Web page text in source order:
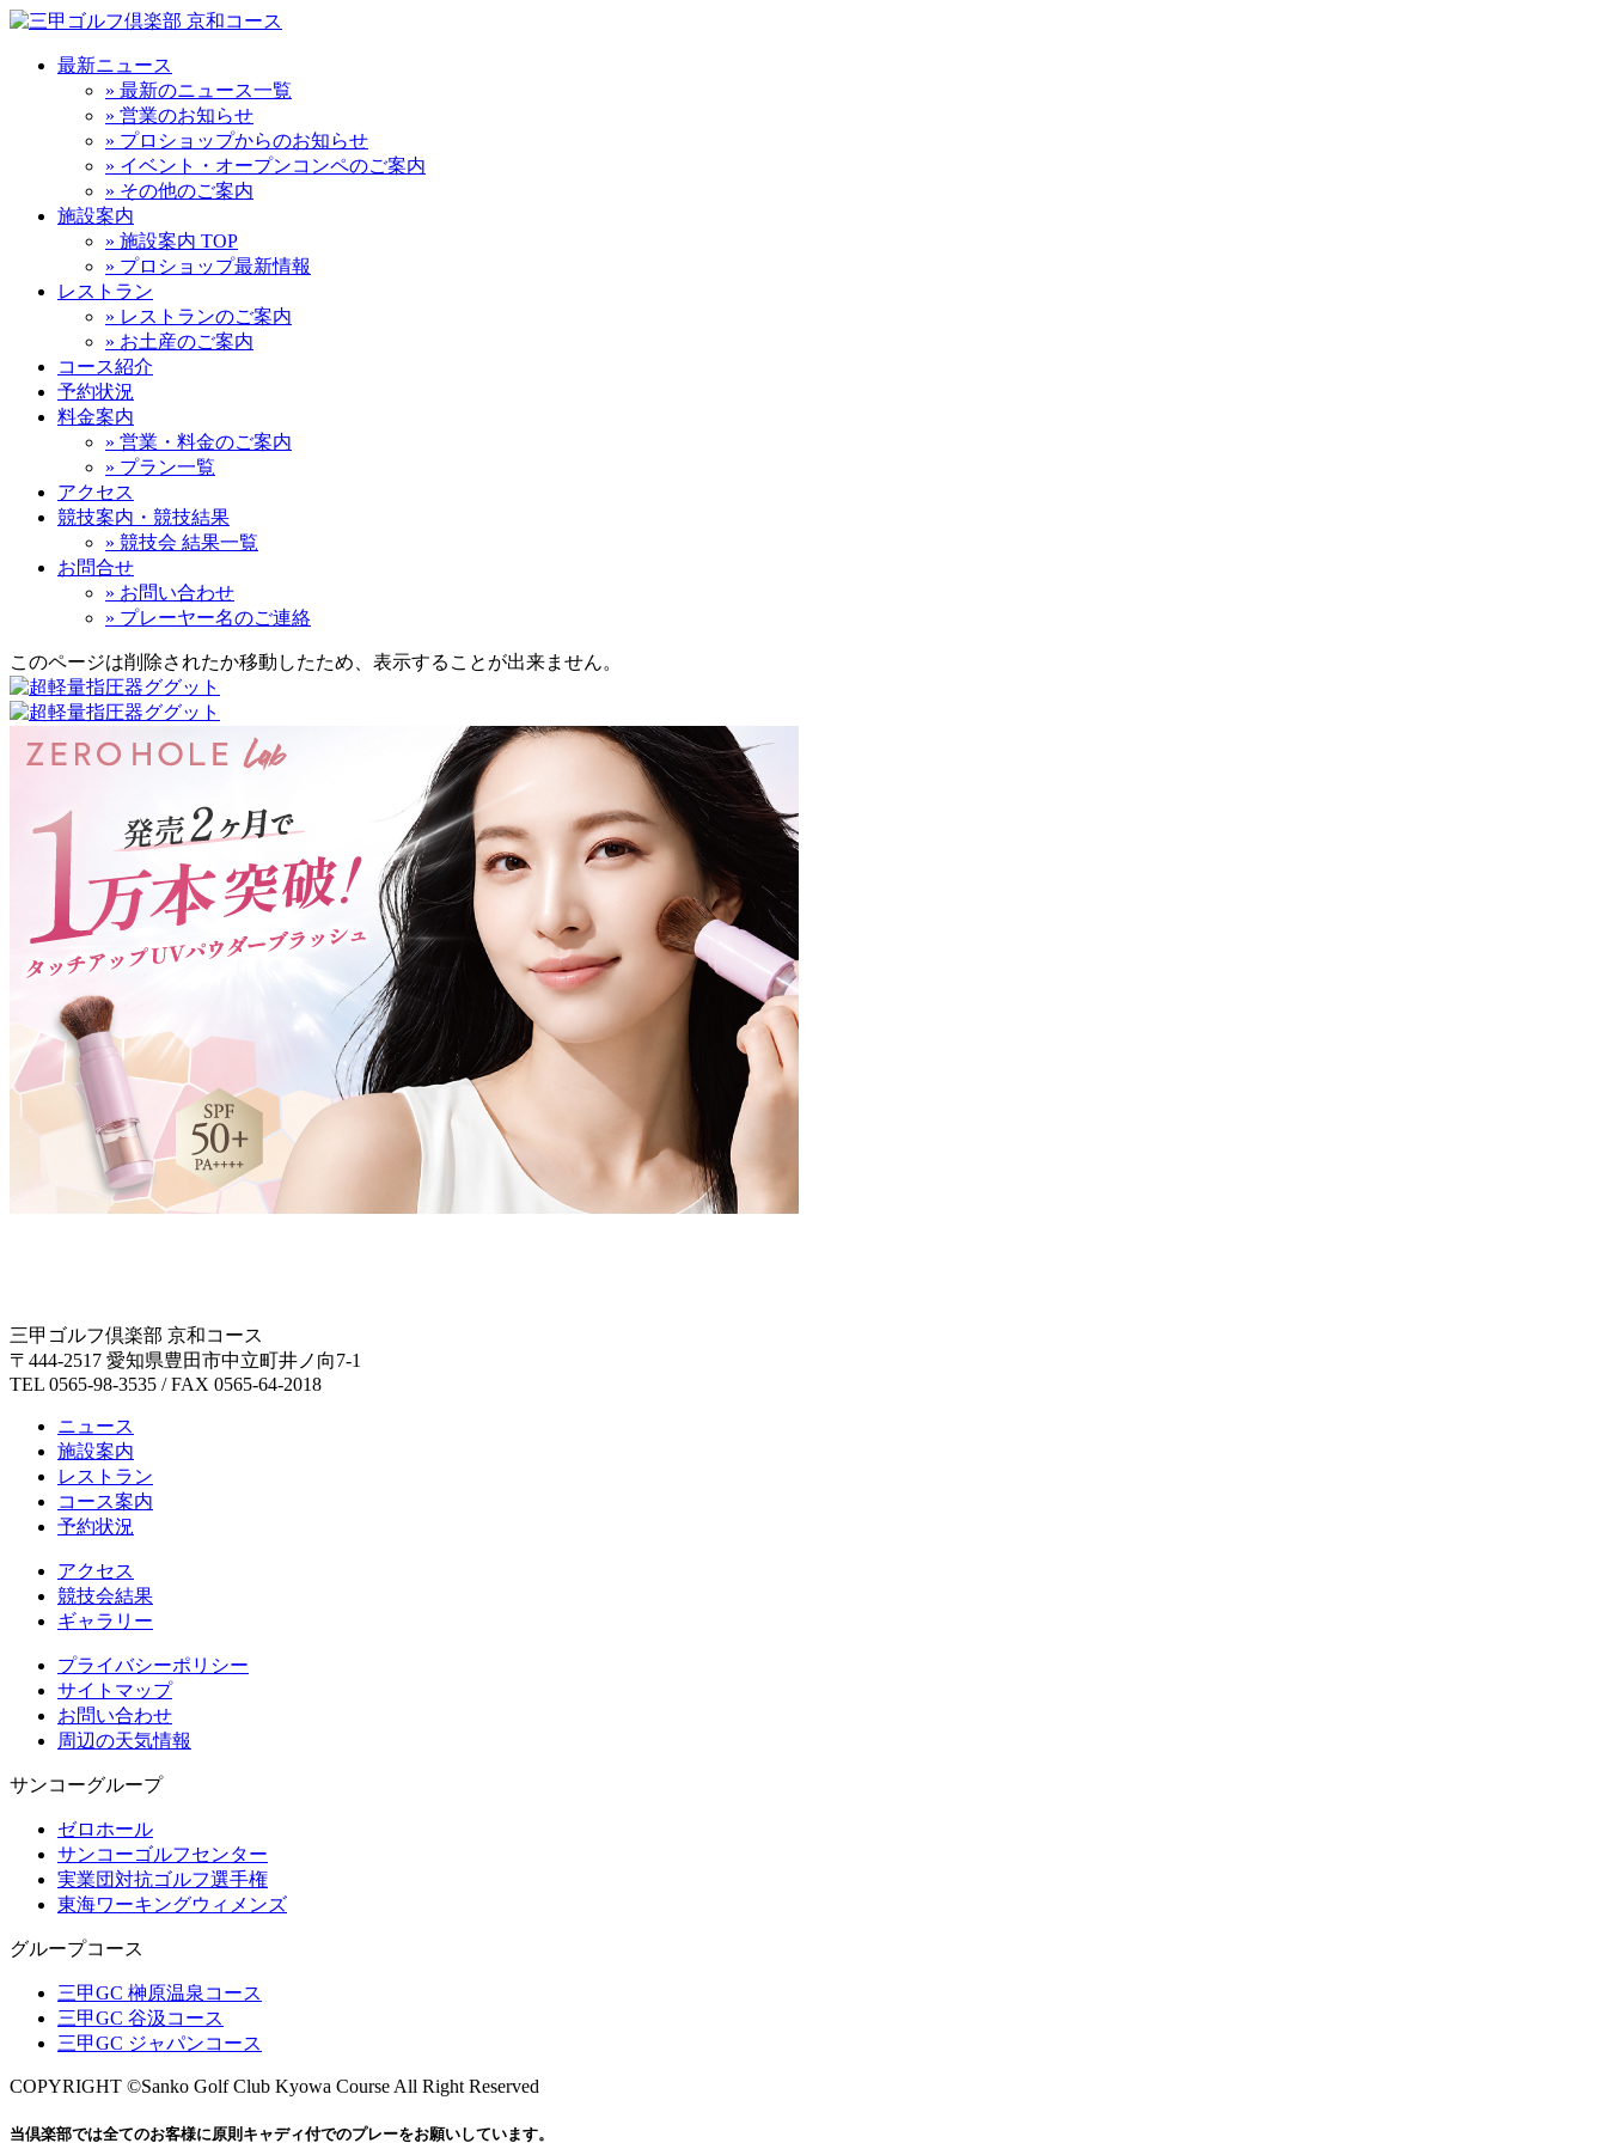
最新ニュース
» 最新のニュース一覧
» 営業のお知らせ
» プロショップからのお知らせ
» イベント・オープンコンペのご案内
» その他のご案内
施設案内
» 施設案内 TOP
» プロショップ最新情報
レストラン
» レストランのご案内
» お土産のご案内
コース紹介
予約状況
料金案内
» 営業・料金のご案内
» プラン一覧
アクセス
競技案内・競技結果
» 競技会 結果一覧
お問合せ
» お問い合わせ
» プレーヤー名のご連絡
このページは削除されたか移動したため、表示することが出来ません。
三甲ゴルフ倶楽部 京和コース
〒444-2517 愛知県豊田市中立町井ノ向7-1
TEL 0565-98-3535 / FAX 0565-64-2018
ニュース
施設案内
レストラン
コース案内
予約状況
アクセス
競技会結果
ギャラリー
プライバシーポリシー
サイトマップ
お問い合わせ
周辺の天気情報
サンコーグループ
ゼロホール
サンコーゴルフセンター
実業団対抗ゴルフ選手権
東海ワーキングウィメンズ
グループコース
三甲GC 榊原温泉コース
三甲GC 谷汲コース
三甲GC ジャパンコース
COPYRIGHT ©Sanko Golf Club Kyowa Course All Right Reserved
当倶楽部では全てのお客様に原則キャディ付でのプレーをお願いしています。